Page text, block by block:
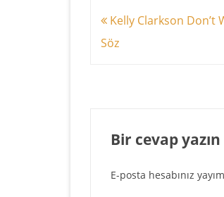
Yazı
dolaşımı
Kelly Clarkson Don’t
Söz
Bir cevap yazın
E-posta hesabınız